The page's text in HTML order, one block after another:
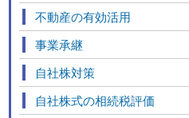
不動産の有効活用
事業承継
自社株対策
自社株式の相続税評価